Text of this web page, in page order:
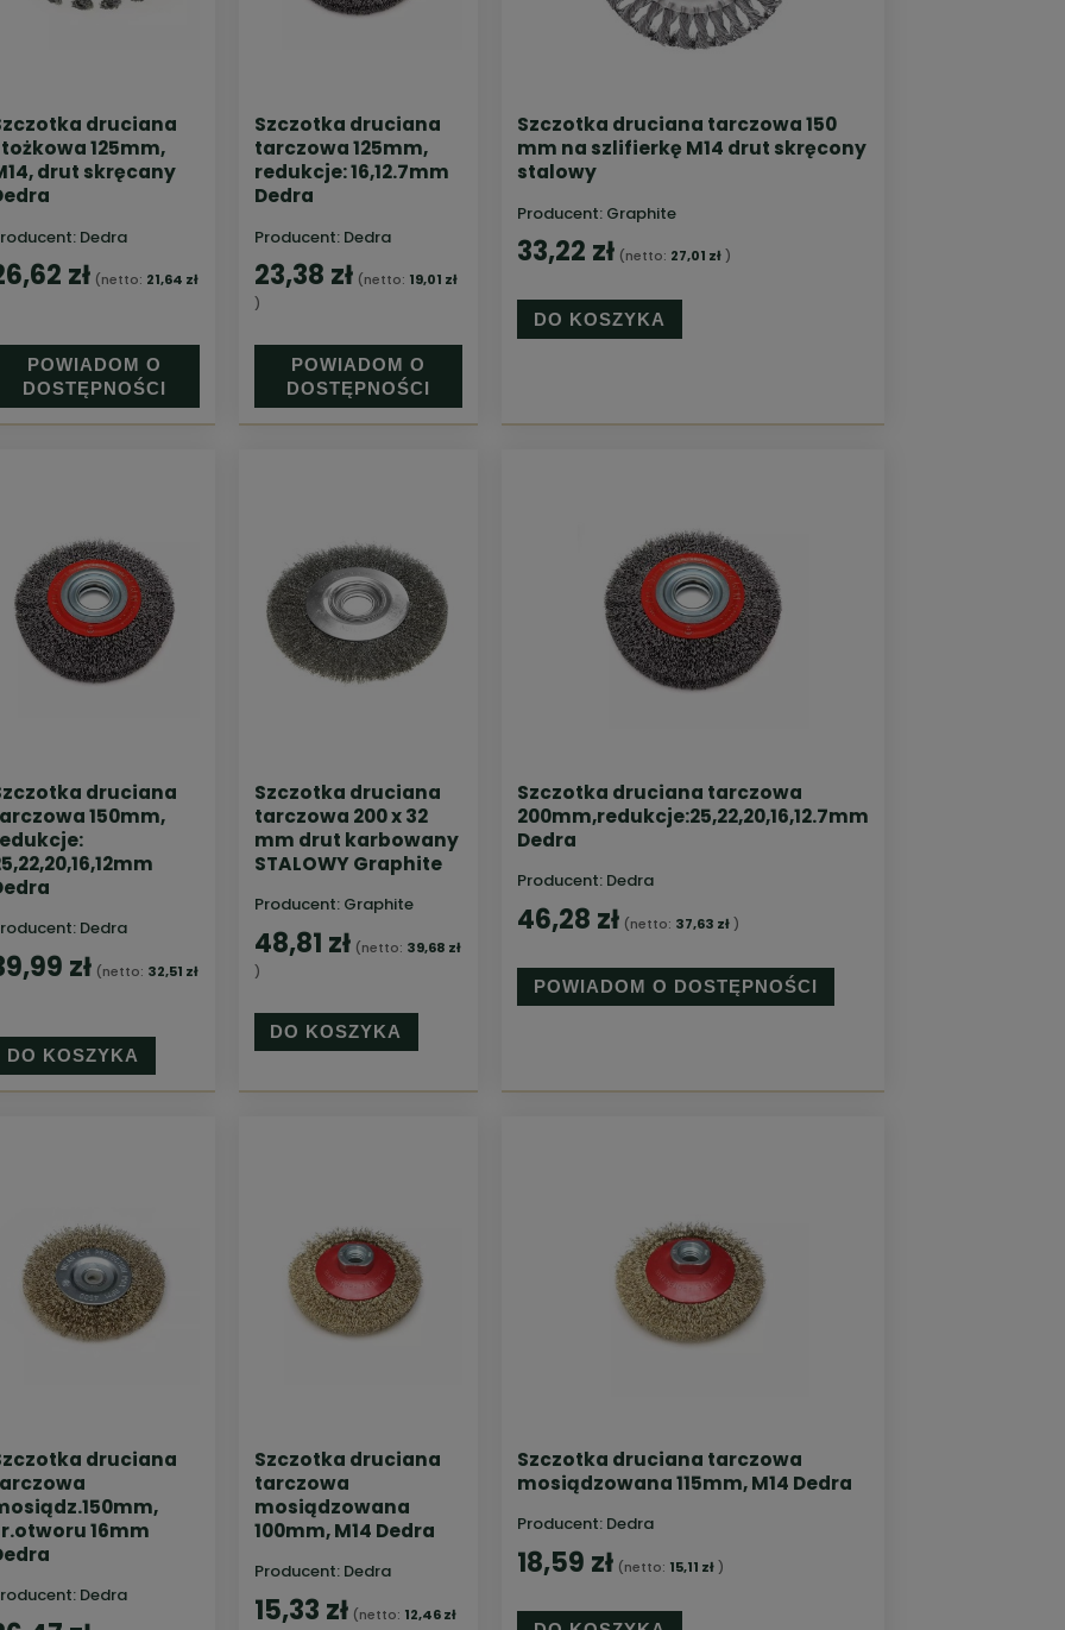
druciana
125mm,
drut skręcany
Dedra
zł (netto: 21,64 zł
POWIADOM O
DOSTĘPNOŚCI
Szczotka druciana
tarczowa 125mm,
redukcje: 16,12.7mm
Dedra
Producent: Dedra
23,38 zł (netto: 19,01 zł
)
POWIADOM O
DOSTĘPNOŚCI
Szczotka druciana tarczowa 150
mm na szlifierkę M14 drut skręcony
stalowy
Producent: Graphite
33,22 zł (netto: 27,01 zł)
DO KOSZYKA
druciana
150mm,
Dedra
zł (netto: 32,51 zł
DO KOSZYKA
Szczotka druciana
tarczowa 200 x 32
mm drut karbowany
STALOWY Graphite
Producent: Graphite
48,81 zł (netto: 39,68 zł
)
DO KOSZYKA
Szczotka druciana tarczowa
200mm,redukcje:25,22,20,16,12.7mm
Dedra
Producent: Dedra
46,28 zł (netto: 37,63 zł)
POWIADOM O DOSTĘPNOŚCI
druciana
16mm
Dedra
Szczotka druciana
tarczowa
mosiądzowana
100mm, M14 Dedra
Producent: Dedra
15,33 zł (netto: 12,46 zł
Szczotka druciana tarczowa
mosiądzowana 115mm, M14 Dedra
Producent: Dedra
18,59 zł (netto: 15,11 zł)